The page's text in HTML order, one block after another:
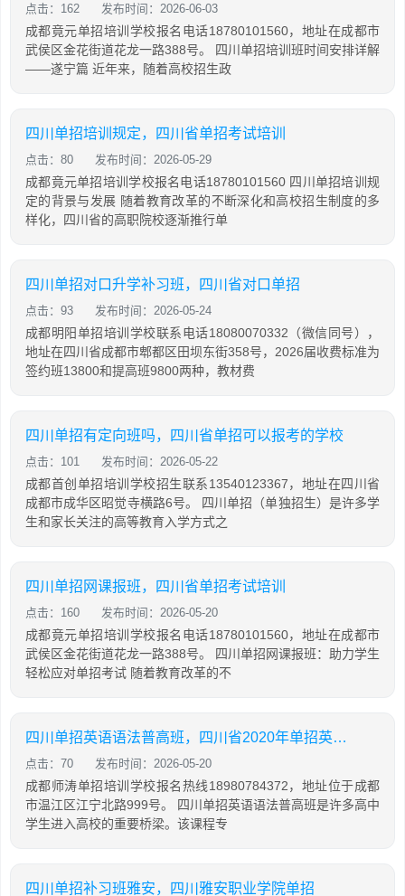
点击：162 发布时间：2026-06-03
成都竟元单招培训学校报名电话18780101560，地址在成都市
武侯区金花街道花龙一路388号。 四川单招培训班时间安排详解
——遂宁篇 近年来，随着高校招生政
四川单招培训规定，四川省单招考试培训
点击：80 发布时间：2026-05-29
成都竟元单招培训学校报名电话18780101560 四川单招培训规
定的背景与发展 随着教育改革的不断深化和高校招生制度的多
样化，四川省的高职院校逐渐推行单
四川单招对口升学补习班，四川省对口单招
点击：93 发布时间：2026-05-24
成都明阳单招培训学校联系电话18080070332（微信同号），
地址在四川省成都市郫都区田坝东街358号，2026届收费标准为
签约班13800和提高班9800两种，教材费
四川单招有定向班吗，四川省单招可以报考的学校
点击：101 发布时间：2026-05-22
成都首创单招培训学校招生联系13540123367，地址在四川省
成都市成华区昭觉寺横路6号。 四川单招（单独招生）是许多学
生和家长关注的高等教育入学方式之
四川单招网课报班，四川省单招考试培训
点击：160 发布时间：2026-05-20
成都竟元单招培训学校报名电话18780101560，地址在成都市
武侯区金花街道花龙一路388号。 四川单招网课报班：助力学生
轻松应对单招考试 随着教育改革的不
四川单招英语语法普高班，四川省2020年单招英语普高试题及答案
点击：70 发布时间：2026-05-20
成都师涛单招培训学校报名热线18980784372，地址位于成都
市温江区江宁北路999号。 四川单招英语语法普高班是许多高中
学生进入高校的重要桥梁。该课程专
四川单招补习班雅安，四川雅安职业学院单招